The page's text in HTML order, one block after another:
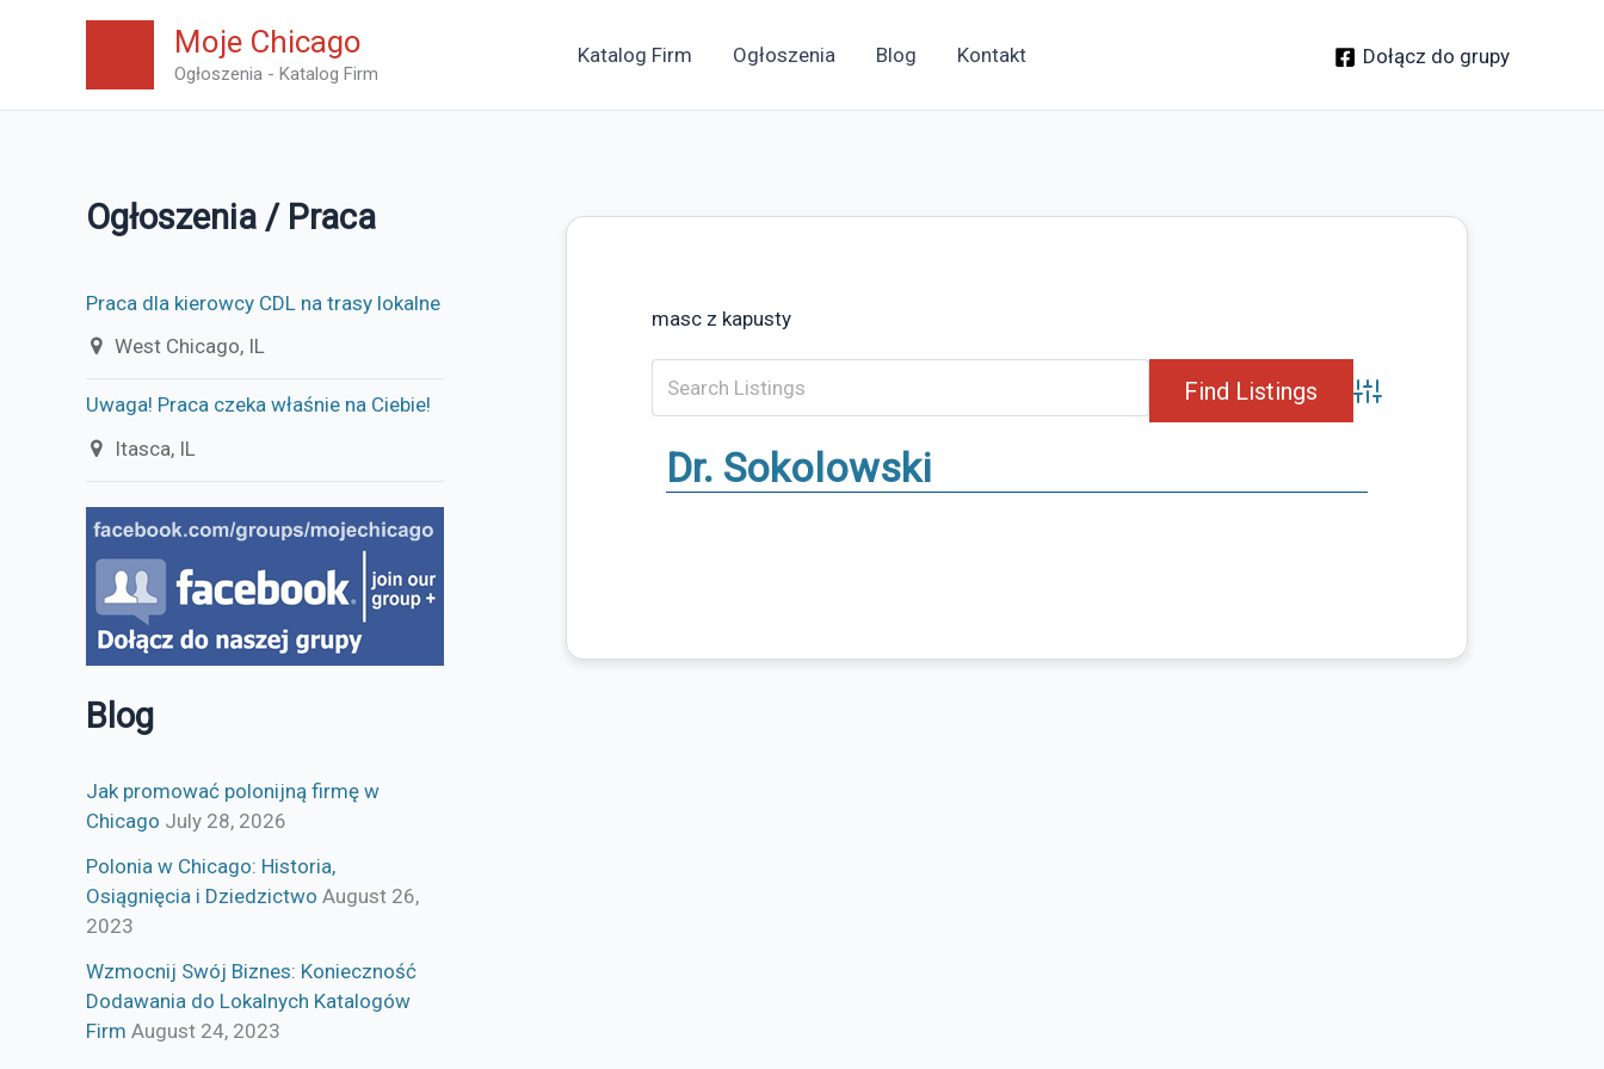
Moje Chicago
Ogłoszenia - Katalog Firm
Katalog Firm Ogłoszenia Blog Kontakt Dołącz do grupy
Ogłoszenia / Praca
Praca dla kierowcy CDL na trasy lokalne
West Chicago, IL
Uwaga! Praca czeka właśnie na Ciebie!
Itasca, IL
Blog
Jak promować polonijną firmę w
Chicago July 28, 2026
Polonia w Chicago: Historia,
Osiągnięcia i Dziedzictwo August 26,
2023
Wzmocnij Swój Biznes: Konieczność
Dodawania do Lokalnych Katalogów
Firm August 24, 2023
masc z kapusty
Advanced Search
Dr. Sokolowski